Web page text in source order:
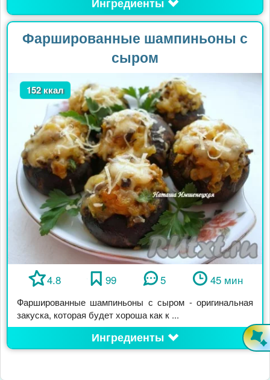
Фаршированные шампиньоны с
сыром
152 ккал
4.8 99 5 45 мин
Фаршированные шампиньоны с сыром - оригинальная
закуска, которая будет хороша как к ...
Ингредиенты